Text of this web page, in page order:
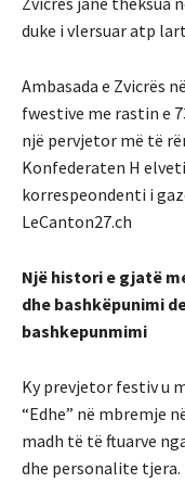
duke i vlersuar atp
Ambasada e Zvicrës
fwestive me rastin e
një pervjetor më të
Konfederaten H
korrespeondenti i
LeCanton27.ch
Një histori e gjatë
dhe bashkëpunimi
bashkepunmimi
Ky prevjetor festiv u
“Edhe” në mbremje
madh të të ftuarve
dhe personalite tjera.